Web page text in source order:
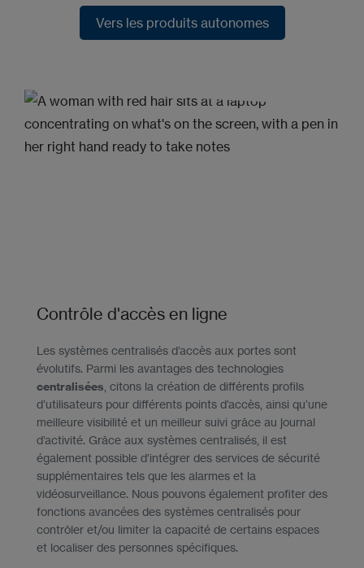
Vers les produits autonomes
Contrôle d'accès en ligne
Les systèmes centralisés d’accès aux portes sont
évolutifs. Parmi les avantages des technologies
centralisées , citons la création de différents profils
d’utilisateurs pour différents points d’accès, ainsi qu’une
meilleure visibilité et un meilleur suivi grâce au journal
d’activité. Grâce aux systèmes centralisés, il est
également possible d’intégrer des services de sécurité
supplémentaires tels que les alarmes et la
vidéosurveillance. Nous pouvons également profiter des
fonctions avancées des systèmes centralisés pour
contrôler et/ou limiter la capacité de certains espaces
et localiser des personnes spécifiques.